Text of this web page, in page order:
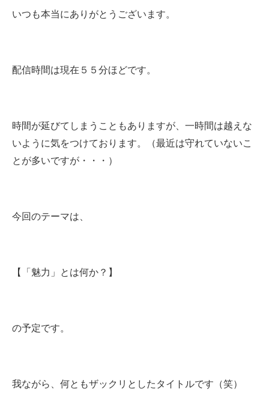
いつも本当にありがとうございます。
配信時間は現在５５分ほどです。
時間が延びてしまうこともありますが、一時間は越えな
いように気をつけております。（最近は守れていないこ
とが多いですが・・・）
今回のテーマは、
【「魅力」とは何か？】
の予定です。
我ながら、何ともザックリとしたタイトルです（笑）